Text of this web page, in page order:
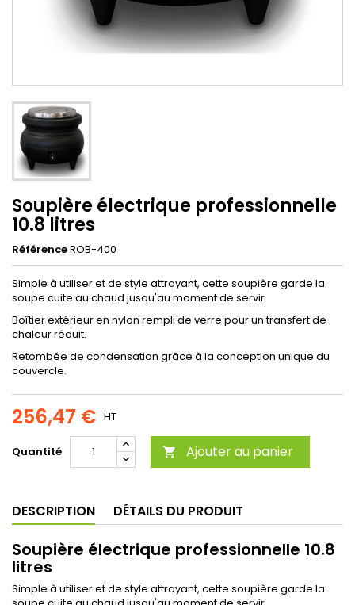
Soupière électrique professionnelle
10.8 litres
RéférenceROB-400
Simple à utiliser et de style attrayant, cette soupière garde la
soupe cuite au chaud jusqu'au moment de servir.
Boîtier extérieur en nylon rempli de verre pour un transfert de
chaleur réduit.
Retombée de condensation grâce à la conception unique du
couvercle.
256,47 € HT
Quantité  Ajouter au panier
DESCRIPTION DÉTAILS DU PRODUIT
Soupière électrique professionnelle 10.8
litres
Simple à utiliser et de style attrayant, cette soupière garde la